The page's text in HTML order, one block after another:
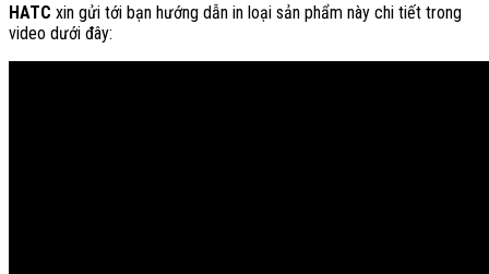
HATC xin gửi tới bạn hướng dẫn in loại sản phẩm này chi tiết trong
video dưới đây: